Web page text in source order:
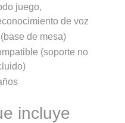
juego,
de voz
de mesa)
(soporte no
incluye